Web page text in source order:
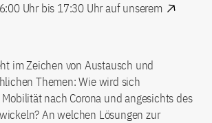
Uhr bis 17:30 Uhr auf unserem
im Zeichen von Austausch und
Themen: Wie wird sich
nach Corona und angesichts des
An welchen Lösungen zur